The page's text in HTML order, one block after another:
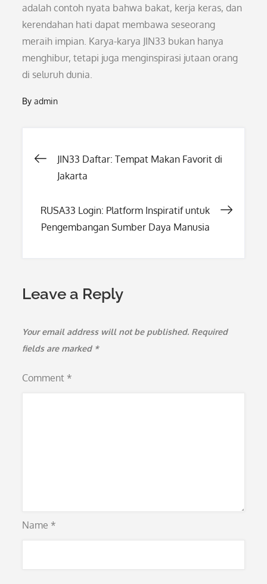
adalah contoh nyata bahwa bakat, kerja keras, dan
kerendahan hati dapat membawa seseorang
meraih impian. Karya-karya JIN33 bukan hanya
menghibur, tetapi juga menginspirasi jutaan orang
di seluruh dunia.
Byadmin
Post
JIN33 Daftar: Tempat Makan Favorit di
Jakarta
RUSA33 Login: Platform Inspiratif untuk
Pengembangan Sumber Daya Manusia
Leave a Reply
Your email address will not be published. Required
fields are marked *
Comment *
Name *